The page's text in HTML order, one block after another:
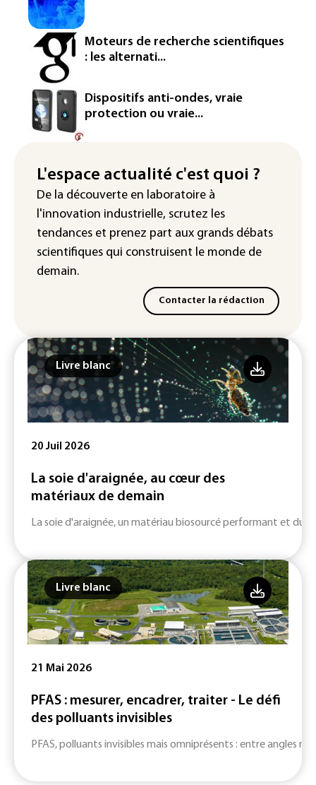
solaire
La métropole de Rouen porte plainte
contre BASF pour pollution aux PFAS
Canicule: à l'arrêt depuis fin juillet, la
centrale de Golfech reconnectée au
réseau
Véhicules de livraison autonomes: la
homologation
Iris³: Eutelsat investira 3,4 milliards
d'euros dans la future constellation
européenne
Moteurs de recherche scientifiques
: les alternati...
Dispositifs anti-ondes, vraie
protection ou vraie...
L'espace actualité c'est quoi ?
De la découverte en laboratoire à
l'innovation industrielle, scrutez les
tendances et prenez part aux grands débats
scientifiques qui construisent le monde de
demain.
Contacter la rédaction
Livre blanc
20 Juil 2026
La soie d'araignée, au cœur des
matériaux de demain
La soie d'araignée, un matériau biosourcé performant et
Livre blanc
21 Mai 2026
PFAS : mesurer, encadrer, traiter - Le défi
des polluants invisibles
PFAS, polluants invisibles mais omniprésents : entre angles